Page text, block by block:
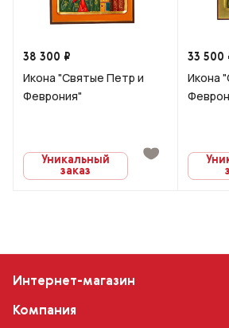
38 300 ₽
Икона "Святые Петр и
Феврония"
Уникальный
заказ
33 500
Икона
Интернет-магазин
Компания